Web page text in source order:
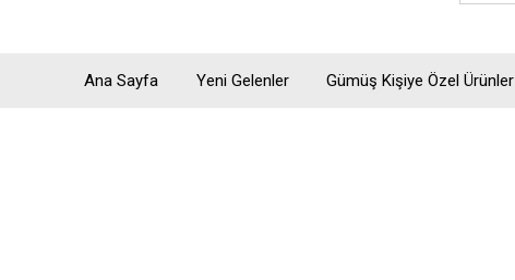
Ana Sayfa Yeni Gelenler Gümüş Kişiye Özel Ürünler